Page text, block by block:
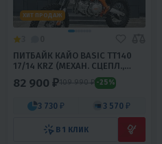
ХИТ ПРОДАЖ
ПИТБАЙК КАЙО BASIC TT140
17/14 KRZ (МЕХАН. СЦЕПЛ.,
КИКСТАРТЕР)
82 900 ₽109 990 ₽ -25%
3 730 ₽ 3 570 ₽
В 1 КЛИК